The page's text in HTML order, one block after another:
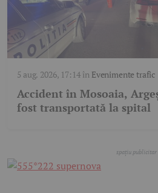
5 aug. 2026, 17:14în Evenimente trafic
Accident în Mosoaia,
fost transportată la spital